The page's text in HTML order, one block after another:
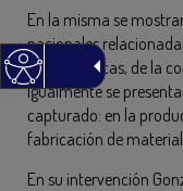
En la misma se
nacionales
petroquímicas, de la
Igualmente se
capturado: en la
fabricación de
En su intervención